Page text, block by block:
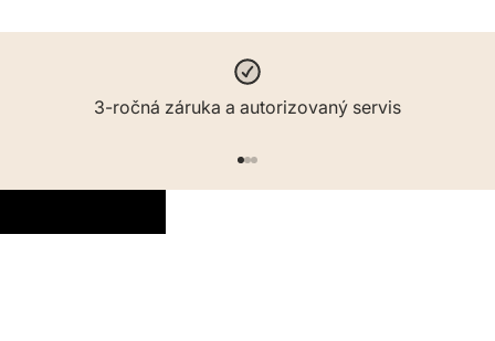
3-ročná záruka a autorizovaný servis